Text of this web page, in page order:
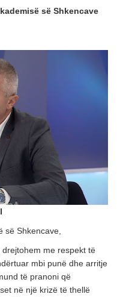
së Shkencave
së Shkencave,
me respekt të
mbi punë dhe arritje
të pranoni që
në një krizë të thellë